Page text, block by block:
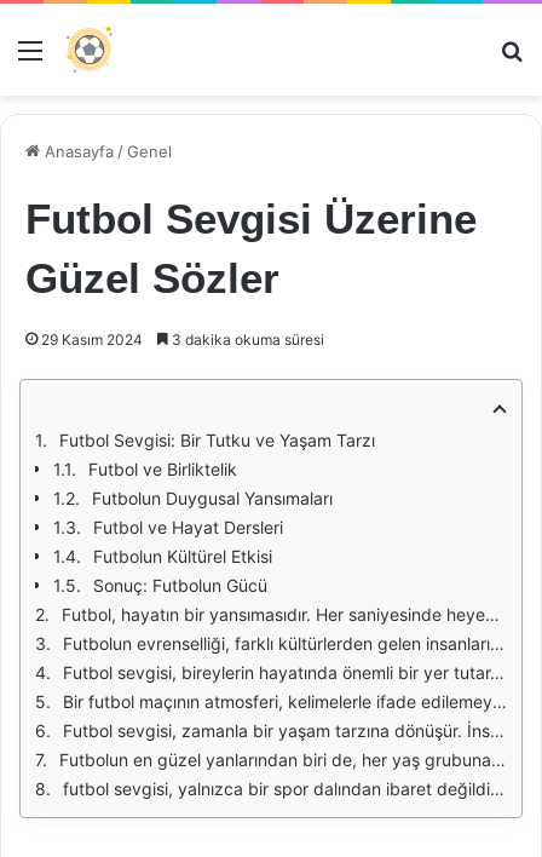
Menü
Anasayfa /Genel
Futbol Sevgisi Üzerine
Güzel Sözler
29 Kasım 2024 3 dakika okuma süresi
Futbol Sevgisi: Bir Tutku ve Yaşam Tarzı
Futbol ve Birliktelik
Futbolun Duygusal Yansımaları
Futbol ve Hayat Dersleri
Futbolun Kültürel Etkisi
Sonuç: Futbolun Gücü
Futbol, hayatın bir yansımasıdır. Her saniyesinde heyecan, mücadele ve tutku barındırır. Yeşil sahalarda dökülen ter, sadece bir oyunun değil, aynı zamanda bir yaşam mücadelesinin sembolüdür. Kimi zaman bir zaferin, kimi zaman da bir kaybın ardından gelen duygular, futbolun büyüleyici dünyasını oluşturur. Bu bağlamda futbol sevgisi, sadece sporla sınırlı kalmaz; insan ruhunun derinliklerine inen bir yolculuğa dönüşür.
Futbolun evrenselliği, farklı kültürlerden gelen insanları bir araya getirir. Takım tutmak, sadece bir renge bağlılık değil, aynı zamanda bir aidiyet hissidir. Her gol, her kritik an, taraftarların kalplerinde yankılanan bir melodi gibidir. Bu yüzden futbol, sadece sahada oynanan bir oyun değil, hayatın ta kendisidir. Takımın zaferi, tüm şehirde bir bayram havası yaratırken, kayıplar da derin bir hüzün bırakır.
Futbol sevgisi, bireylerin hayatında önemli bir yer tutar. Küçük yaşlardan itibaren başlayan bu tutku, insanın karakterini şekillendirir. Bir futbolcunun azmi, çalışkanlığı ve kararlılığı, genç nesillere örnek teşkil eder. Bir takımın yanında olmak, sadece spor izlemek değil, aynı zamanda dostlukların kurulduğu, paylaşımların yapıldığı bir sosyal ortam yaratır. Bu da futbolun toplumsal bir yapı taşı olmasını sağlar.
Bir futbol maçının atmosferi, kelimelerle ifade edilemeyecek kadar özeldir. Taraftarların coşkusu, tezahüratları ve birlikte yükselen sesler, futbolun ruhunu oluşturur. Bu duygular, insanları bir araya getirir ve farklılıkları bir kenara bırakıp ortak bir amaç etrafında toplar. Futbol, sadece bir oyun değil, hayatın getirdiği zorluklarla başa çıkmanın ve dayanışmanın bir yolu olarak da görülmelidir.
Futbol sevgisi, zamanla bir yaşam tarzına dönüşür. İnsanlar, takımlarının maçlarını takip ederken, sosyal hayatlarının önemli bir parçasını oluşturur. Her hafta sonu stadyumlar dolup taşar, insanlar sevdikleriyle birlikte keyifli anlar yaşar. Bu, futbolun sadece bir spor dalı olmasının ötesinde, sosyal bir etkinlik haline geldiğinin bir göstergesidir. Futbol, bireylerin hayatlarında anlamlı bir yer tutarak, onları bir araya getirir.
Futbolun en güzel yanlarından biri de, her yaş grubuna hitap etmesidir. Küçük çocuklar, büyükler, kadınlar ve erkekler; herkes bu oyunun bir parçası olabilir. Bu durum, futbolun evrenselliğini pekiştirir. İnsanlar, sahada gördükleri heyecanı ve tutkuyu, kendi hayatlarına da yansıtır. Bu bağlamda futbol sevgisi, herkesin ortak bir paydada buluşmasına olanak tanır.
futbol sevgisi, yalnızca bir spor dalından ibaret değildir. O, insanların hayatlarına dokunan, duyguları harekete geçiren, birliktelik ve dayanışma duygusunu pekiştiren bir tutkudur. Her bir futbol maçı, yeni anılar biriktirmek ve dostlukları pekiştirmek için bir fırsat sunar. Bu yüzden futbol, dünya genelinde milyonlarca insanın kalbinde özel bir yer edinmiştir.